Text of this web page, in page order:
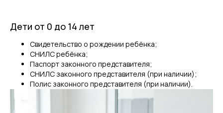
Дети от 0 до 14 лет
Свидетельство о рождении ребёнка;
СНИЛС ребёнка;
Паспорт законного представителя;
СНИЛС законного представителя (при наличии);
Полис законного представителя (при наличии).